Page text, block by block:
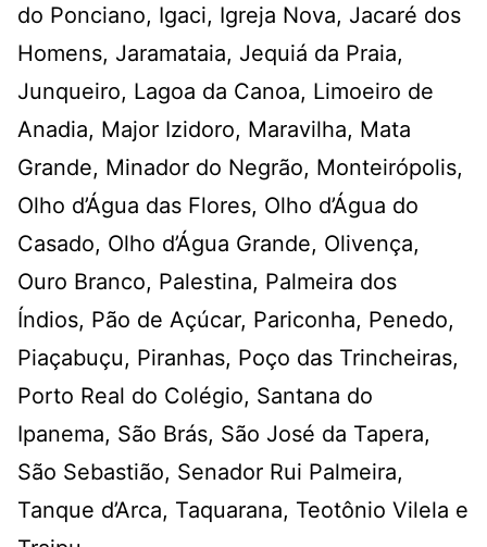
do Ponciano, Igaci, Igreja Nova, Jacaré dos
Homens, Jaramataia, Jequiá da Praia,
Junqueiro, Lagoa da Canoa, Limoeiro de
Anadia, Major Izidoro, Maravilha, Mata
Grande, Minador do Negrão, Monteirópolis,
Olho d’Água das Flores, Olho d’Água do
Casado, Olho d’Água Grande, Olivença,
Ouro Branco, Palestina, Palmeira dos
Índios, Pão de Açúcar, Pariconha, Penedo,
Piaçabuçu, Piranhas, Poço das Trincheiras,
Porto Real do Colégio, Santana do
Ipanema, São Brás, São José da Tapera,
São Sebastião, Senador Rui Palmeira,
Tanque d’Arca, Taquarana, Teotônio Vilela e